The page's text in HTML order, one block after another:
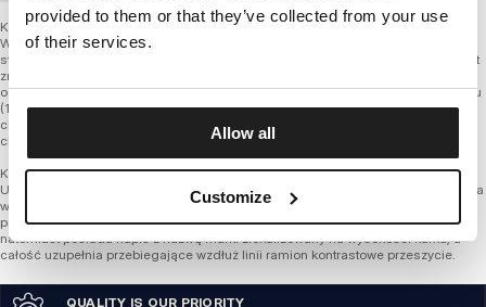
provided to them or that they’ve collected from your use
of their services.
Allow all
Customize
Koszulka o pomarańczowej barwie z serii San Diego to propozycja od Pitbull
West Coast na wiosenno-letnią porę. Produkt jest częścią kolekcji Basic, która
stanowi świetną podstawę do tworzenia outfitów w streetwearowym stylu. T-shirt
zrobiono z wysokogatunkowej bawełny, która uniemożliwia powstawanie
odkształceń. Dla lepszego komfortu zadbano także o dobrą gramaturę materiału
(180g/m2), dzięki czemu koszulka jest doskonała do używania także w
cieplejsze dni. Z kolei znajdująca się od wewnątrz, pod kołnierzem lamówka
chroni przed powstawaniem otarć.
Koszulki Pitbull z serii San Diego dostępne są także w innych kolorach .
Uniwersalny styl t-shirtu zapewniają delikatne zdobienia. Z przodu, po środku na
wysokości klatki piersiowej zamieszczono napis "San Diego" wraz z nazwą
producenta, a niżej nad dolnym szwem opatrzoną znakiem marki naszywkę. Tył
natomiast posiada napis z nazwą marki zlokalizowany na wysokości karku, a
całość uzupełnia przebiegające wzdłuż linii ramion kontrastowe przeszycie.
QUALITY IS OUR PRIORITY